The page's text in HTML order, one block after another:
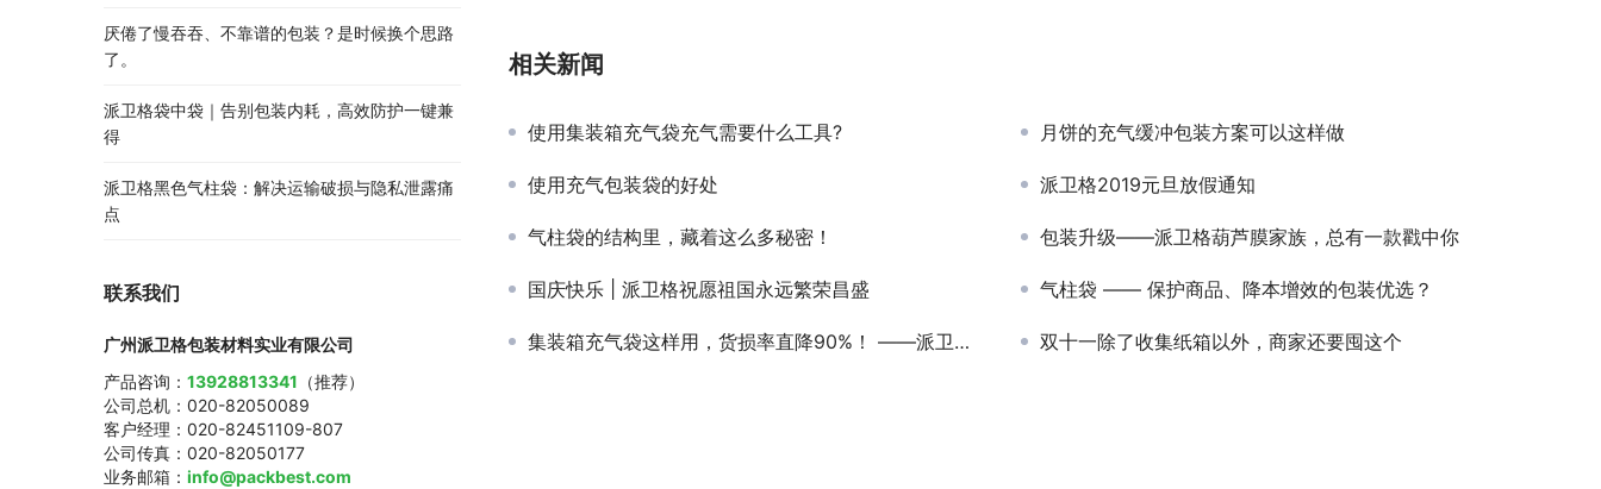
相关新闻
使用集装箱充气袋充气需要什么工具? 月饼的充气缓冲包装方案可以这样做
使用充气包装袋的好处 派卫格2019元旦放假通知
气柱袋的结构里，藏着这么多秘密！ 包装升级——派卫格葫芦膜家族，总有一款戳中你
国庆快乐 | 派卫格祝愿祖国永远繁荣昌盛 气柱袋 —— 保护商品、降本增效的包装优选？
集装箱充气袋这样用，货损率直降90%！ ——派卫格20年经验一次说清 双十一除了收集纸箱以外，商家还要囤这个
厌倦了慢吞吞、不靠谱的包装？是时候换个思路
了。
派卫格袋中袋｜告别包装内耗，高效防护一键兼
得
派卫格黑色气柱袋：解决运输破损与隐私泄露痛
点
联系我们
广州派卫格包装材料实业有限公司
产品咨询： 13928813341 （推荐）
公司总机：020-82050089
客户经理：020-82451109-807
公司传真：020-82050177
业务邮箱： info@packbest.com